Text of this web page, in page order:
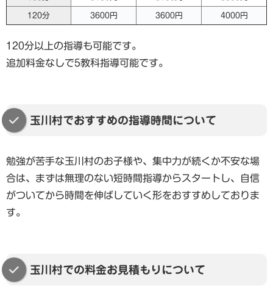
120分 3600円 3600円 4000円
120分以上の指導も可能です。
追加料金なしで5教科指導可能です。
玉川村でおすすめの指導時間について
勉強が苦手な玉川村のお子様や、集中力が続くか不安な場
合は、まずは無理のない短時間指導からスタートし、自信
がついてから時間を伸ばしていく形をおすすめしておりま
す。
玉川村での料金お見積もりについて